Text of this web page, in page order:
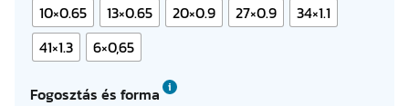
10×0.65 13×0.65 20×0.9 27×0.9
34×1.1
41×1.3
6×0,65
Fogosztás és forma